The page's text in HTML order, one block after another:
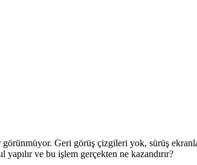
görünmüyor. Geri görüş çizgileri yok, sürüş
ve bu işlem gerçekten ne kazandırır?